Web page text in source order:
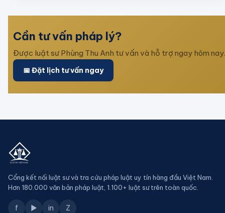
Cần tư vấn pháp lý?
Được luật sư Phùng Thu Anh tư vấn và hỗ trợ ngay hôm nay.
📅 Đặt lịch tư vấn ngay
Cổng kết nối luật sư và tra cứu pháp luật uy tín hàng đầu Việt Nam.
Hơn 180.000 văn bản pháp luật, 1.100+ luật sư trên toàn quốc.
f ▶ in Z